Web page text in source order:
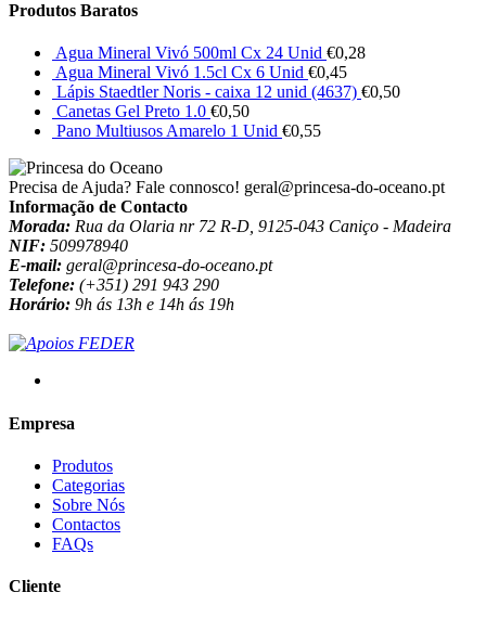
Produtos Baratos
Agua Mineral Vivó 500ml Cx 24 Unid €0,28
Agua Mineral Vivó 1.5cl Cx 6 Unid €0,45
Lápis Staedtler Noris - caixa 12 unid (4637) €0,50
Canetas Gel Preto 1.0 €0,50
Pano Multiusos Amarelo 1 Unid €0,55
Precisa de Ajuda? Fale connosco! geral@princesa-do-oceano.pt
Informação de Contacto
Morada: Rua da Olaria nr 72 R-D, 9125-043 Caniço - Madeira
NIF: 509978940
E-mail: geral@princesa-do-oceano.pt
Telefone: (+351) 291 943 290
Horário: 9h ás 13h e 14h ás 19h
Empresa
Produtos
Categorias
Sobre Nós
Contactos
FAQs
Cliente